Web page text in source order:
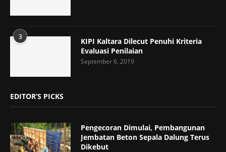
3
KIPI Kaltara Dilecut Penuhi Kriteria
Evaluasi Penilaian
September 6, 2019
EDITOR’S PICKS
Pengecoran Dimulai, Pembangunan
Jembatan Beton Sepala Dalung Terus
Dikebut